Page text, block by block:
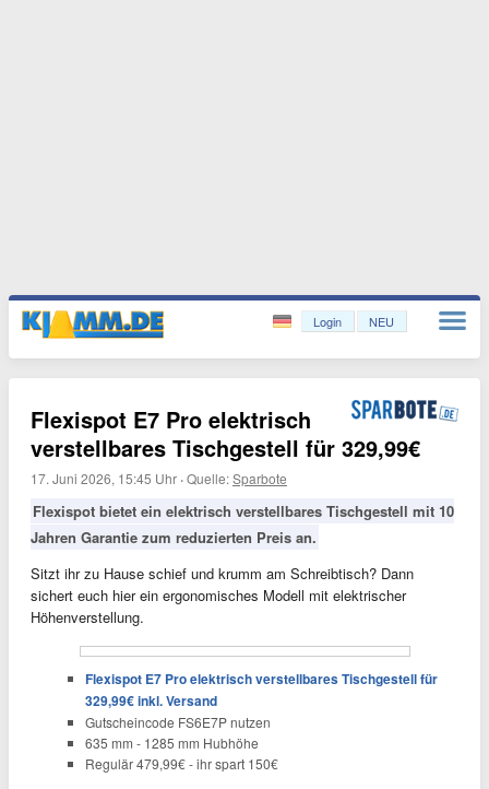
Login NEU
Flexispot E7 Pro elektrisch
verstellbares Tischgestell für 329,99€
17. Juni 2026, 15:45 Uhr ·Quelle:Sparbote
Flexispot bietet ein elektrisch verstellbares Tischgestell mit 10
Jahren Garantie zum reduzierten Preis an.
Sitzt ihr zu Hause schief und krumm am Schreibtisch? Dann
sichert euch hier ein ergonomisches Modell mit elektrischer
Höhenverstellung.
Flexispot E7 Pro elektrisch verstellbares Tischgestell für
329,99€ inkl. Versand
Gutscheincode FS6E7P nutzen
635 mm - 1285 mm Hubhöhe
Regulär479,99€ - ihr spart 150€